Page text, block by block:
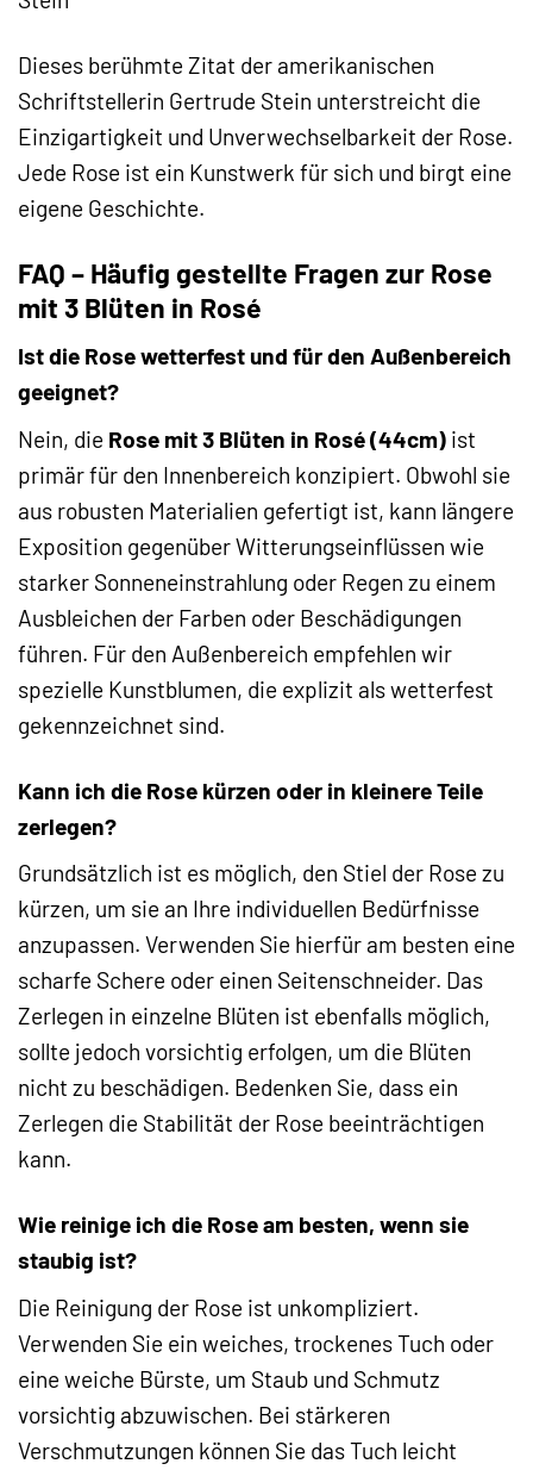
Dieses berühmte Zitat der amerikanischen
Schriftstellerin Gertrude Stein unterstreicht die
Einzigartigkeit und Unverwechselbarkeit der Rose.
Jede Rose ist ein Kunstwerk für sich und birgt eine
eigene Geschichte.
FAQ – Häufig gestellte Fragen zur Rose
mit 3 Blüten in Rosé
Ist die Rose wetterfest und für den Außenbereich
geeignet?
Nein, die Rose mit 3 Blüten in Rosé (44cm) ist
primär für den Innenbereich konzipiert. Obwohl sie
aus robusten Materialien gefertigt ist, kann längere
Exposition gegenüber Witterungseinflüssen wie
starker Sonneneinstrahlung oder Regen zu einem
Ausbleichen der Farben oder Beschädigungen
führen. Für den Außenbereich empfehlen wir
spezielle Kunstblumen, die explizit als wetterfest
gekennzeichnet sind.
Kann ich die Rose kürzen oder in kleinere Teile
zerlegen?
Grundsätzlich ist es möglich, den Stiel der Rose zu
kürzen, um sie an Ihre individuellen Bedürfnisse
anzupassen. Verwenden Sie hierfür am besten eine
scharfe Schere oder einen Seitenschneider. Das
Zerlegen in einzelne Blüten ist ebenfalls möglich,
sollte jedoch vorsichtig erfolgen, um die Blüten
nicht zu beschädigen. Bedenken Sie, dass ein
Zerlegen die Stabilität der Rose beeinträchtigen
kann.
Wie reinige ich die Rose am besten, wenn sie
staubig ist?
Die Reinigung der Rose ist unkompliziert.
Verwenden Sie ein weiches, trockenes Tuch oder
eine weiche Bürste, um Staub und Schmutz
vorsichtig abzuwischen. Bei stärkeren
Verschmutzungen können Sie das Tuch leicht